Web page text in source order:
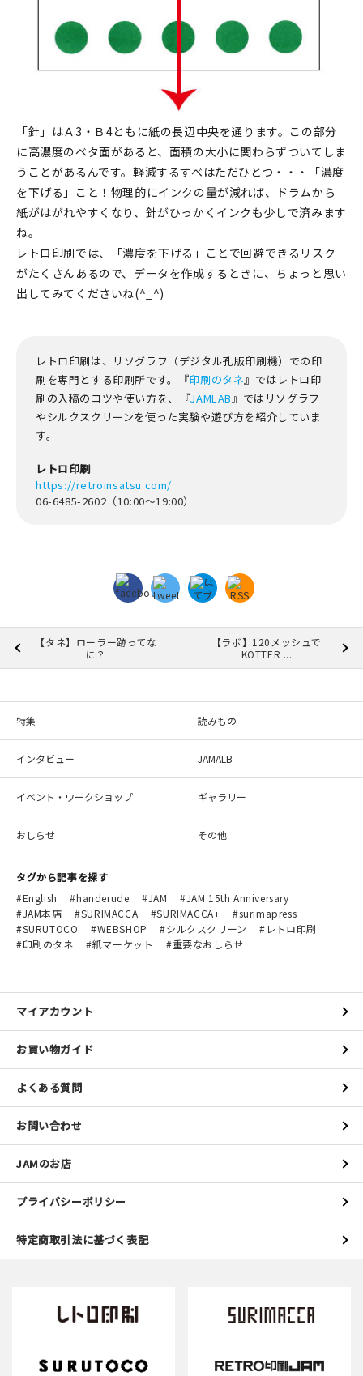
「針」はＡ3・Ｂ4ともに紙の長辺中央を通ります。この部分
に高濃度のベタ面があると、面積の大小に関わらずついてしま
うことがあるんです。軽減するすべはただひとつ・・・「濃度
を下げる」こと！物理的にインクの量が減れば、ドラムから
紙がはがれやすくなり、針がひっかくインクも少しで済みます
ね。
レトロ印刷では、「濃度を下げる」ことで回避できるリスク
がたくさんあるので、データを作成するときに、ちょっと思い
出してみてくださいね(^_^)
レトロ印刷は、リソグラフ（デジタル孔版印刷機）での印
刷を専門とする印刷所です。『印刷のタネ』ではレトロ印
刷の入稿のコツや使い方を、『JAMLAB』ではリソグラフ
やシルクスクリーンを使った実験や遊び方を紹介していま
す。
レトロ印刷
https://retroinsatsu.com/
06-6485-2602（10:00～19:00）
【タネ】ローラー跡ってな
に？
【ラボ】120メッシュで
KOTTER ...
特集 読みもの
インタビュー JAMALB
イベント・ワークショップ ギャラリー
おしらせ その他
タグから記事を探す
English
handerude JAM
JAM 15th Anniversary
JAM本店
SURIMACCA SURIMACCA+
surimapress
SURUTOCO
WEBSHOP シルクスクリーン
レトロ印刷
印刷のタネ
紙マーケット 重要なおしらせ
マイアカウント
お買い物ガイド
よくある質問
お問い合わせ
JAMのお店
プライバシーポリシー
特定商取引法に基づく表記